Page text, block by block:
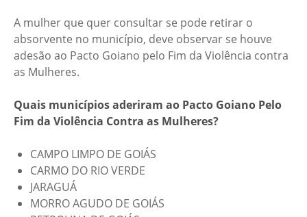
A mulher que quer consultar se pode retirar o
absorvente no município, deve observar se houve
adesão ao Pacto Goiano pelo Fim da Violência contra
as Mulheres.
Quais municípios aderiram ao Pacto Goiano Pelo
Fim da Violência Contra as Mulheres?
CAMPO LIMPO DE GOIÁS
CARMO DO RIO VERDE
JARAGUÁ
MORRO AGUDO DE GOIÁS